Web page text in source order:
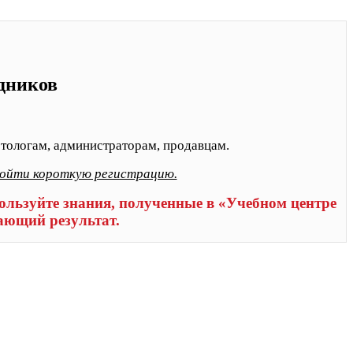
администраторам, продавцам.
короткую регистрацию.
знания, полученные в «Учебном центре
результат.